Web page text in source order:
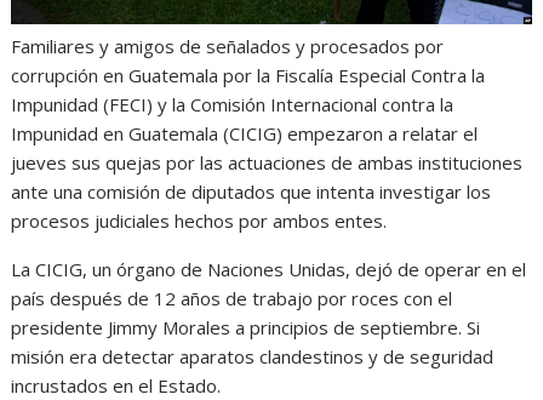
Familiares y amigos de señalados y procesados por
corrupción en Guatemala por la Fiscalía Especial Contra la
Impunidad (FECI) y la Comisión Internacional contra la
Impunidad en Guatemala (CICIG) empezaron a relatar el
jueves sus quejas por las actuaciones de ambas instituciones
ante una comisión de diputados que intenta investigar los
procesos judiciales hechos por ambos entes.
La CICIG, un órgano de Naciones Unidas, dejó de operar en el
país después de 12 años de trabajo por roces con el
presidente Jimmy Morales a principios de septiembre. Si
misión era detectar aparatos clandestinos y de seguridad
incrustados en el Estado.